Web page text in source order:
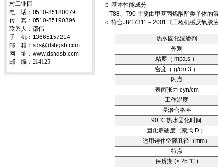
村工业园
电 话：0510-85180079
传 真：0510-85190396
联系人：邵伟
手 机：13665157214
邮 箱：sds@dshgsb.com
网 址：www.dshgsb.com
邮 编：214125
b 基本性能成分
T88、T90 主要由甲基丙烯酸酯类单体的
c 符合JB∕T7311－2001《工程机械厌氧胶
热水固化浸渗剂
外观
粘度（ mpa.s ）
密度（ g/cm 3 ）
闪点
表面张力 dyn/cm
工作温度
浸渗合格率
90 ℃ 热水固化时间
固化后硬度（索式 D ）
适用铸件空隙孔径（mm）
特点
保质期 (< 25 ℃ )